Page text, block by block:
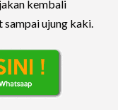
kembali
sampai ujung kaki.